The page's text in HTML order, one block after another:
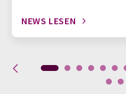
NEWS LESEN